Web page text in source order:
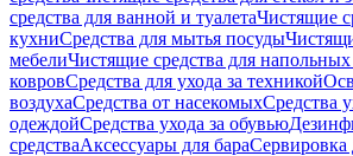
средства для ванной и туалетаЧистящие
кухниСредства для мытья посуды
мебелиЧистящие средства для
ковровСредства для ухода за техникой
воздухаСредства от насекомыхСредства
одеждойСредства ухода за обувью
средстваАксессуары для бараСервировка